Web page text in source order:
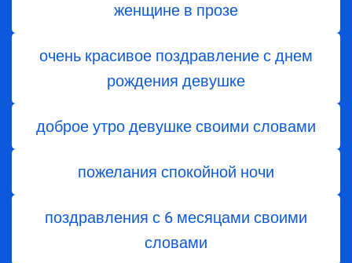
женщине в прозе
очень красивое поздравление с днем
рождения девушке
доброе утро девушке своими словами
пожелания спокойной ночи
поздравления с 6 месяцами своими
словами